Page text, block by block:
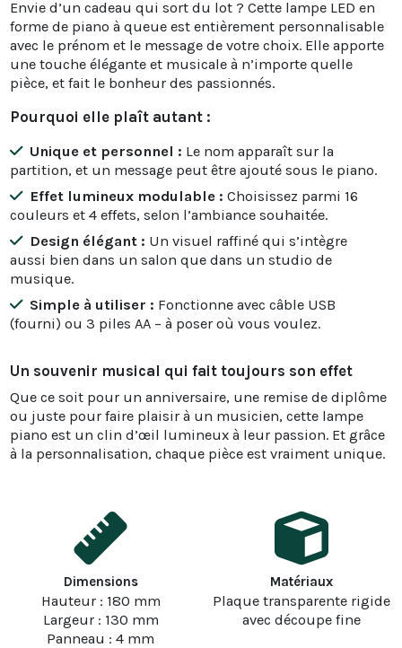
Envie d’un cadeau qui sort du lot ? Cette lampe LED en
forme de piano à queue est entièrement personnalisable
avec le prénom et le message de votre choix. Elle apporte
une touche élégante et musicale à n’importe quelle
pièce, et fait le bonheur des passionnés.
Pourquoi elle plaît autant :
Unique et personnel : Le nom apparaît sur la
partition, et un message peut être ajouté sous le piano.
Effet lumineux modulable : Choisissez parmi 16
couleurs et 4 effets, selon l’ambiance souhaitée.
Design élégant : Un visuel raffiné qui s’intègre
aussi bien dans un salon que dans un studio de
musique.
Simple à utiliser : Fonctionne avec câble USB
(fourni) ou 3 piles AA – à poser où vous voulez.
Un souvenir musical qui fait toujours son effet
Que ce soit pour un anniversaire, une remise de diplôme
ou juste pour faire plaisir à un musicien, cette lampe
piano est un clin d’œil lumineux à leur passion. Et grâce
à la personnalisation, chaque pièce est vraiment unique.
Dimensions
Hauteur : 180 mm
Largeur : 130 mm
Panneau : 4 mm
Matériaux
Plaque transparente rigide
avec découpe fine